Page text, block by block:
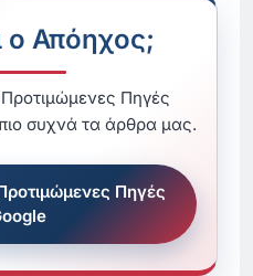
ο Απόηχος;
Πηγές
συχνά τα άρθρα μας.
Πηγές